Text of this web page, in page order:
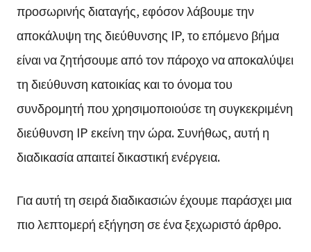
προσωρινής διαταγής, εφόσον λάβουμε την
αποκάλυψη της διεύθυνσης IP, το επόμενο βήμα
είναι να ζητήσουμε από τον πάροχο να αποκαλύψει
τη διεύθυνση κατοικίας και το όνομα του
συνδρομητή που χρησιμοποιούσε τη συγκεκριμένη
διεύθυνση IP εκείνη την ώρα. Συνήθως, αυτή η
διαδικασία απαιτεί δικαστική ενέργεια.
Για αυτή τη σειρά διαδικασιών έχουμε παράσχει μια
πιο λεπτομερή εξήγηση σε ένα ξεχωριστό άρθρο.